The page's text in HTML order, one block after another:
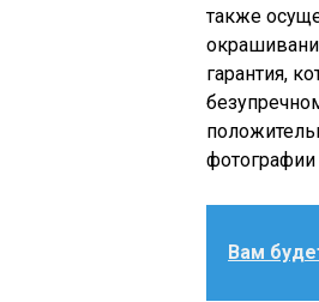
также
гарантия,
Вам